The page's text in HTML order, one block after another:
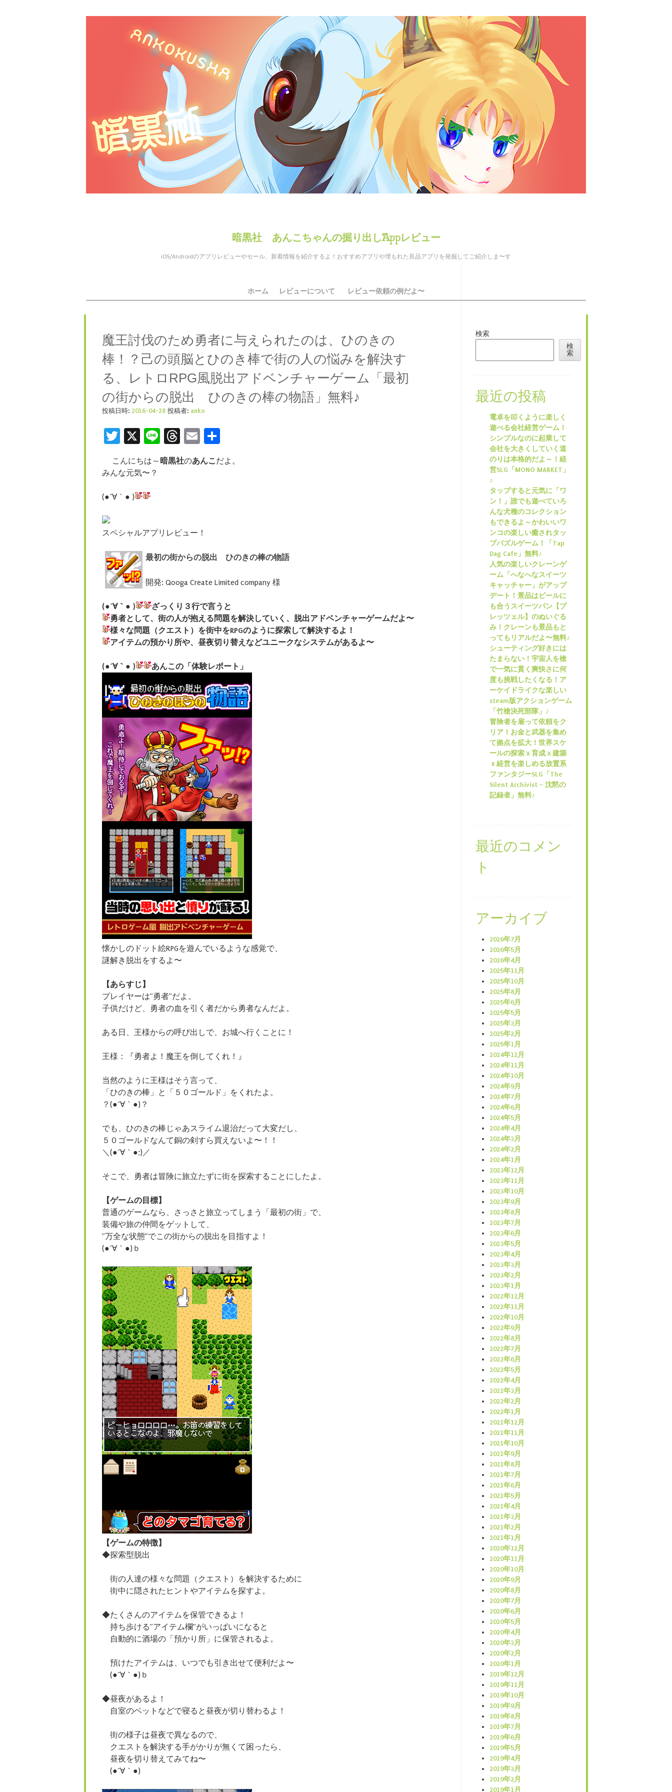
暗黒社 あんこちゃんの掘り出しAppレビュー
iOS/Androidのアプリレビューやセール、新着情報を紹介するよ！おすすめアプリや埋もれた良品アプリを発掘してご紹介しま〜す
メニュー ホーム レビューについて レビュー依頼の例だよ〜
魔王討伐のため勇者に与えられたのは、ひのきの
棒！？己の頭脳とひのき棒で街の人の悩みを解決す
る、レトロRPG風脱出アドベンチャーゲーム「最初
の街からの脱出 ひのきの棒の物語」無料♪
投稿日時: 2016-04-28 投稿者: anko
Twitter
X LineThreads
Email
こんにちは～ 暗黒社のあんこだよ。
みんな元気〜？
(●´∀｀● )
スペシャルアプリレビュー！
最初の街からの脱出 ひのきの棒の物語
開発: Qooga Create Limited company 様
(●´∀｀● )
ざっくり３行で言うと
勇者として、街の人が抱える問題を解決していく、脱出アドベンチャーゲームだよ〜
様々な問題（クエスト）を街中をRPGのように探索して解決するよ！
アイテムの預かり所や、昼夜切り替えなどユニークなシステムがあるよ〜
(●´∀｀● ) あんこの「体験レポート」
懐かしのドット絵RPGを遊んでいるような感覚で、
謎解き脱出をするよ〜
【あらすじ】
プレイヤーは”勇者”だよ。
子供だけど、勇者の血を引く者だから勇者なんだよ。
ある日、王様からの呼び出しで、お城へ行くことに！
王様：『勇者よ！魔王を倒してくれ！』
当然のように王様はそう言って、
「ひのきの棒」と「５０ゴールド」をくれたよ。
？(●´∀｀●)？
でも、ひのきの棒じゃあスライム退治だって大変だし、
５０ゴールドなんて銅の剣すら買えないよ〜！！
＼(●´∀｀●;)／
そこで、勇者は冒険に旅立たずに街を探索することにしたよ。
【ゲームの目標】
普通のゲームなら、さっさと旅立ってしまう「最初の街」で、
装備や旅の仲間をゲットして、
”万全な状態”でこの街からの脱出を目指すよ！
(●´∀｀●)ｂ
【ゲームの特徴】
◆探索型脱出
街の人達の様々な問題（クエスト）を解決するために
街中に隠されたヒントやアイテムを探すよ。
◆たくさんのアイテムを保管できるよ！
持ち歩ける”アイテム欄”がいっぱいになると
自動的に酒場の「預かり所」に保管されるよ。
預けたアイテムは、いつでも引き出せて便利だよ〜
(●´∀｀●)ｂ
◆昼夜があるよ！
自室のベットなどで寝ると昼夜が切り替わるよ！
街の様子は昼夜で異なるので、
クエストを解決する手がかりが無くて困ったら、
昼夜を切り替えてみてね〜
(●´∀｀●)
検索
検
索
最近の投稿
電卓を叩くように楽しく
遊べる会社経営ゲーム！
シンプルなのに起業して
会社を大きくしていく道
のりは本格的だよ～！経
営SLG「MONO MARKET」
♪
タップすると元気に「ワ
ン！」誰でも遊べていろ
んな犬種のコレクション
もできるよ～かわいいワ
ンコの楽しい癒されタッ
プパズルゲーム！「Tap
Dag Cafe」無料♪
人気の楽しいクレーンゲ
ーム「へなへなスイーツ
キャッチャー」がアップ
デート！景品はビールに
も合うスイーツパン【プ
レッツェル】のぬいぐる
み！クレーンも景品もと
ってもリアルだよ〜無料♪
シューティング好きには
たまらない！宇宙人を槍
で一気に貫く爽快さに何
度も挑戦したくなる！ア
ーケイドライクな楽しい
steam版アクションゲーム
「竹槍決死部隊」♪
冒険者を雇って依頼をク
リア！お金と武器を集め
て拠点を拡大！世界スケ
ールの探索ｘ育成ｘ建築
ｘ経営を楽しめる放置系
ファンタジーSLG「The
Silent Archivist – 沈黙の
記録者」無料♪
最近のコメン
ト
アーカイブ
2026年7月
2026年5月
2026年4月
2025年11月
2025年10月
2025年8月
2025年6月
2025年5月
2025年3月
2025年2月
2025年1月
2024年12月
2024年11月
2024年10月
2024年9月
2024年7月
2024年6月
2024年5月
2024年4月
2024年3月
2024年2月
2024年1月
2023年12月
2023年11月
2023年10月
2023年9月
2023年8月
2023年7月
2023年6月
2023年5月
2023年4月
2023年3月
2023年2月
2023年1月
2022年12月
2022年11月
2022年10月
2022年9月
2022年8月
2022年7月
2022年6月
2022年5月
2022年4月
2022年3月
2022年2月
2022年1月
2021年12月
2021年11月
2021年10月
2021年9月
2021年8月
2021年7月
2021年6月
2021年5月
2021年4月
2021年3月
2021年2月
2021年1月
2020年12月
2020年11月
2020年10月
2020年9月
2020年8月
2020年7月
2020年6月
2020年5月
2020年4月
2020年3月
2020年2月
2020年1月
2019年12月
2019年11月
2019年10月
2019年9月
2019年8月
2019年7月
2019年6月
2019年5月
2019年4月
2019年3月
2019年2月
2019年1月